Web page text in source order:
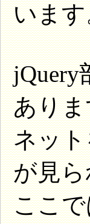
いま
jQuery
あり
ネッ
が見
ここ